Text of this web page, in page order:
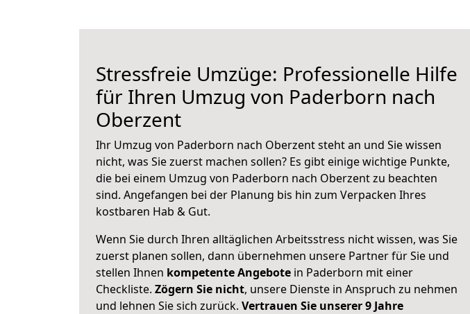
Stressfreie Umzüge: Professionelle Hilfe
für Ihren Umzug von Paderborn nach
Oberzent
Ihr Umzug von Paderborn nach Oberzent steht an und Sie wissen
nicht, was Sie zuerst machen sollen? Es gibt einige wichtige Punkte,
die bei einem Umzug von Paderborn nach Oberzent zu beachten
sind. Angefangen bei der Planung bis hin zum Verpacken Ihres
kostbaren Hab & Gut.
Wenn Sie durch Ihren alltäglichen Arbeitsstress nicht wissen, was Sie
zuerst planen sollen, dann übernehmen unsere Partner für Sie und
stellen Ihnen kompetente Angebote in Paderborn mit einer
Checkliste. Zögern Sie nicht, unsere Dienste in Anspruch zu nehmen
und lehnen Sie sich zurück. Vertrauen Sie unserer 9 Jahre